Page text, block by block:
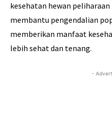
kesehatan hewan
membantu pengendalian
memberikan manfaat
lebih sehat dan tenang.
-